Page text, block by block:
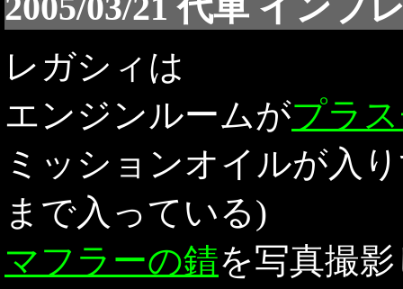
レガシィは
エンジンルームがプラ
ミッションオイルが入
まで入っている)
マフラーの錆を写真撮